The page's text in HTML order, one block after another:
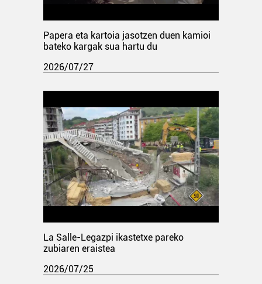
Papera eta kartoia jasotzen duen kamioi
bateko kargak sua hartu du
2026/07/27
La Salle-Legazpi ikastetxe pareko
zubiaren eraistea
2026/07/25